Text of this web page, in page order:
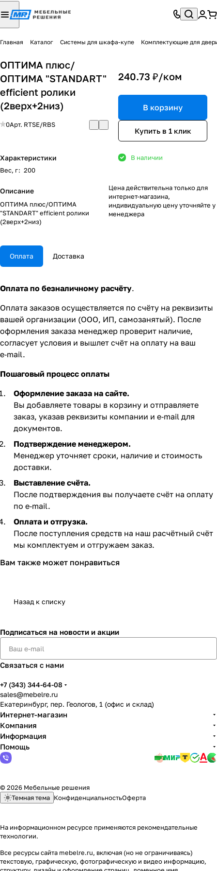
Главная Каталог Системы для шкафа-купе Комплектующие для
ОПТИМА плюс/
ОПТИМА "STANDART"
efficient ролики
(2верх+2низ)
0Арт. RTSE/RBS
Характеристики
Вес, г: 200
Описание
ОПТИМА плюс/ОПТИМА
"STANDART" efficient ролики
(2верх+2низ)
240.73 ₽/ком
В корзину
Купить в 1 клик
В наличии
Цена действительна только для
интернет-магазина,
индивидуальную цену уточняйте у
менеджера
Оплата Доставка
Оплата по безналичному расчёту.
Оплата заказов осуществляется по счёту на реквизиты
вашей организации (ООО, ИП, самозанятый). После
оформления заказа менеджер проверит наличие,
согласует условия и вышлет счёт на оплату на ваш
e‑mail.
Пошаговый процесс оплаты
Оформление заказа на сайте.
Вы добавляете товары в корзину и отправляете
заказ, указав реквизиты компании и e‑mail для
документов.
Подтверждение менеджером.
Менеджер уточняет сроки, наличие и стоимость
доставки.
Выставление счёта.
После подтверждения вы получаете счёт на оплату
по e‑mail. ​
Оплата и отгрузка.
После поступления средств на наш расчётный счёт
мы комплектуем и отгружаем заказ.​
Вам также может понравиться
Назад к списку
Подписаться на новости и акции
Связаться с нами
+7 (343) 344-64-08
sales@mebelre.ru
Екатеринбург, пер. Геологов, 1 (офис и склад)
Интернет-магазин
Компания
Информация
Помощь
© 2026 Мебельные решения
Темная тема КонфиденциальностьОферта
На информационном ресурсе применяются рекомендательные
технологии.
Все ресурсы сайта mebelre.ru, включая (но не ограничиваясь)
текстовую, графическую, фотографическую и видео информацию,